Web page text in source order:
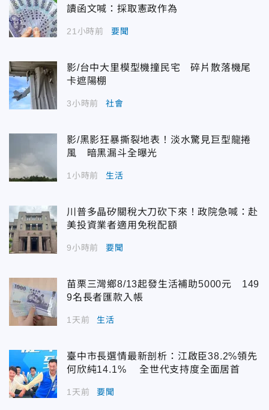
讀函文喊：採取憲政作為
21小時前 要聞
影/台中大里模型機撞民宅 碎片散落機尾
卡遮陽棚
3小時前 社會
影/黑影狂暴撕裂地表！淡水驚見巨型龍捲
風 暗黑漏斗全曝光
1小時前 生活
川普多晶矽關稅大刀砍下來！政院急喊：赴
美投資業者適用免稅配額
9小時前 要聞
苗栗三灣鄉8/13起發生活補助5000元 149
9名長者匯款入帳
1天前 生活
臺中市長選情最新剖析：江啟臣38.2%領先
何欣純14.1% 全世代支持度全面居首
1天前 要聞